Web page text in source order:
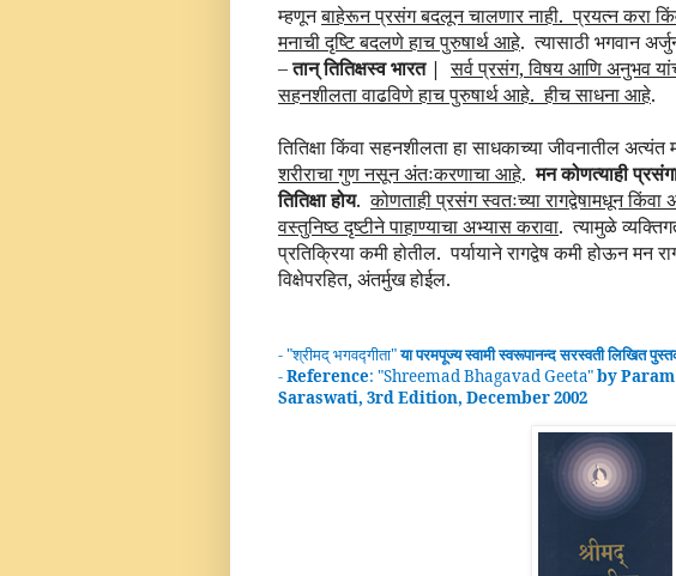
म्हणूनबाहेरून प्रसंग बदलून चालणार नाही. प्रयत्न करा
मनाची दृष्टि बदलणे हाच पुरुषार्थ आहे. त्यासाठी भगवान
–तान्तितिक्षस्व भारत | सर्व प्रसंग, विषय आणि अनुभव
सहनशीलता वाढविणे हाच पुरुषार्थ आहे. हीच साधना आहे.
तितिक्षा किंवा सहनशीलता हा साधकाच्या जीवनातील
शरीराचा गुण नसून अंतःकरणाचा आहे. मन कोणत्याही
तितिक्षा होय. कोणताही प्रसंग स्वतःच्या रागद्वेषामधून
वस्तुनिष्ठ दृष्टीने पाहाण्याचा अभ्यास करावा. त्यामुळे
प्रतिक्रिया कमी होतील. पर्यायाने रागद्वेष कमी होऊन मन
विक्षेपरहित, अंतर्मुख होईल.
- "श्रीमद्भगवद्गीता"या परमपूज्य स्वामीस्वरूपानन्दसरस्वती लिखित
-Reference: "Shreemad Bhagavad Geeta"by
Saraswati, 3rd Edition, December 2002